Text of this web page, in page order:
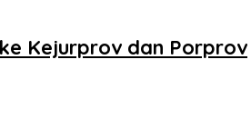
Kejurprov dan Porprov